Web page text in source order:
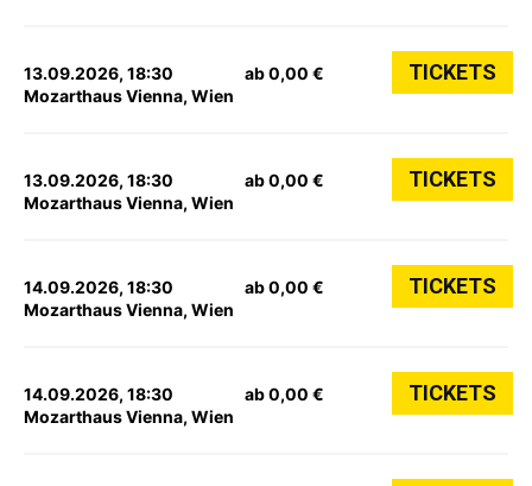
13.09.2026, 18:30
Mozarthaus Vienna, Wien
ab 0,00 € TICKETS
13.09.2026, 18:30
Mozarthaus Vienna, Wien
ab 0,00 € TICKETS
14.09.2026, 18:30
Mozarthaus Vienna, Wien
ab 0,00 € TICKETS
14.09.2026, 18:30
Mozarthaus Vienna, Wien
ab 0,00 € TICKETS